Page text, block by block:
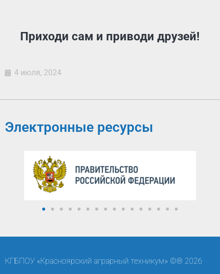
Приходи сам и приводи друзей!
4 июля, 2024
Электронные ресурсы
КГБПОУ «Красноярский аграрный техникум» ©® 2026